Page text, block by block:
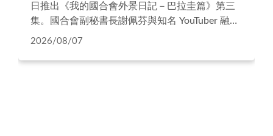
日推出《我的國合會外景日記－巴拉圭篇》第三
集。國合會副秘書長謝佩芬與知名 YouTuber 融融
一起走進巴拉圭外交學院華語教室，化身一日助
沉浸式互動體驗臺灣文化，帶領觀眾看見國合會
2026/08/07